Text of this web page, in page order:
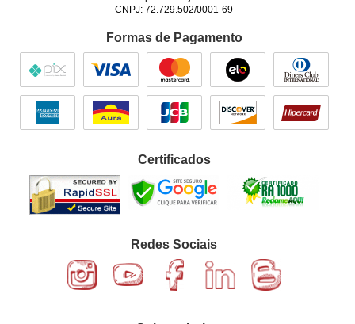
CNPJ: 72.729.502/0001-69
Formas de Pagamento
Certificados
Redes Sociais